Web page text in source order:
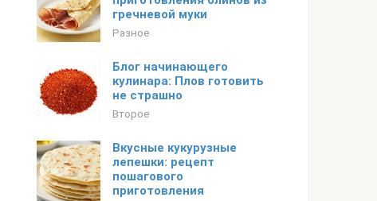
гречневой муки
Разное
Блог начинающего
кулинара: Плов готовить
не страшно
Второе
Вкусные кукурузные
лепешки: рецепт
пошагового
приготовления